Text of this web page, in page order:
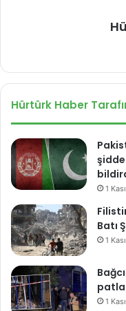
Hürtürk Haber
1
Batı
1
1